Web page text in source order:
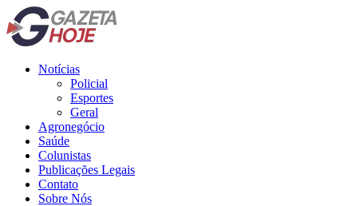
Notícias
Policial
Esportes
Geral
Agronegócio
Saúde
Colunistas
Publicações Legais
Contato
Sobre Nós